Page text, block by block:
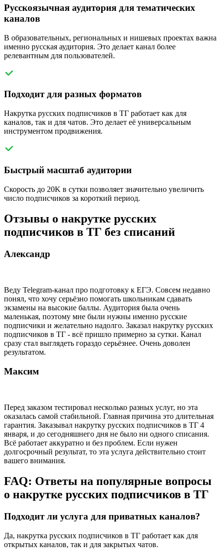
Русскоязычная аудитория для тематических
каналов
В образовательных, региональных и нишевых проектах важна
именно русская аудитория. Это делает канал более
релевантным для пользователей.
Подходит для разных форматов
Накрутка русских подписчиков в ТГ работает как для
каналов, так и для чатов. Это делает её универсальным
инструментом продвижения.
Быстрый масштаб аудитории
Скорость до 20K в сутки позволяет значительно увеличить
число подписчиков за короткий период.
Отзывы о накрутке русских
подписчиков в ТГ без списаний
Александр
Веду Telegram-канал про подготовку к ЕГЭ. Совсем недавно
понял, что хочу серьёзно помогать школьникам сдавать
экзамены на высокие баллы. Аудитория была очень
маленькая, поэтому мне были нужны именно русские
подписчики и желательно надолго. Заказал накрутку русских
подписчиков в ТГ - всё пришло примерно за сутки. Канал
сразу стал выглядеть гораздо серьёзнее. Очень доволен
результатом.
Максим
Перед заказом тестировал несколько разных услуг, но эта
оказалась самой стабильной. Главная причина это длительная
гарантия. Заказывал накрутку русских подписчиков в ТГ 4
января, и до сегодняшнего дня не было ни одного списания.
Всё работает аккуратно и без проблем. Если нужен
долгосрочный результат, то эта услуга действительно стоит
вашего внимания.
FAQ: Ответы на популярные вопросы
о накрутке русских подписчиков в ТГ
Подходит ли услуга для приватных каналов?
Да, накрутка русских подписчиков в ТГ работает как для
открытых каналов, так и для закрытых чатов.